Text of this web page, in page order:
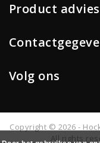
Product advies
Volg ons
Copyright © 2026 -
All rights